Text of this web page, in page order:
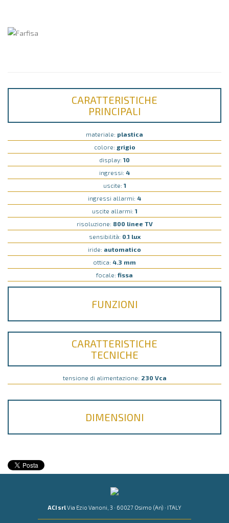
CARATTERISTICHE
PRINCIPALI
materiale: plastica
colore: grigio
display: 10
ingressi: 4
uscite: 1
ingressi allarmi: 4
uscite allarmi: 1
risoluzione: 800 linee TV
sensibilità: 0.1 lux
iride: automatico
ottica: 4.3 mm
focale: fissa
FUNZIONI
CARATTERISTICHE
TECNICHE
tensione di alimentazione: 230 Vca
DIMENSIONI
ACI srlVia Ezio Vanoni, 3 · 60027 Osimo (An) · ITALY